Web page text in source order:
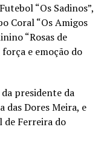
“Os Sadinos”,
Coral “Os Amigos
“Rosas de
e emoção do
presidente da
das Dores Meira, e
de Ferreira do